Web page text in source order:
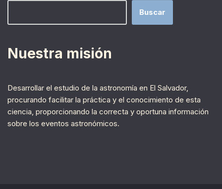
Buscar
Nuestra misión
Desarrollar el estudio de la astronomía en El Salvador,
procurando facilitar la práctica y el conocimiento de esta
ciencia, proporcionando la correcta y oportuna información
sobre los eventos astronómicos.